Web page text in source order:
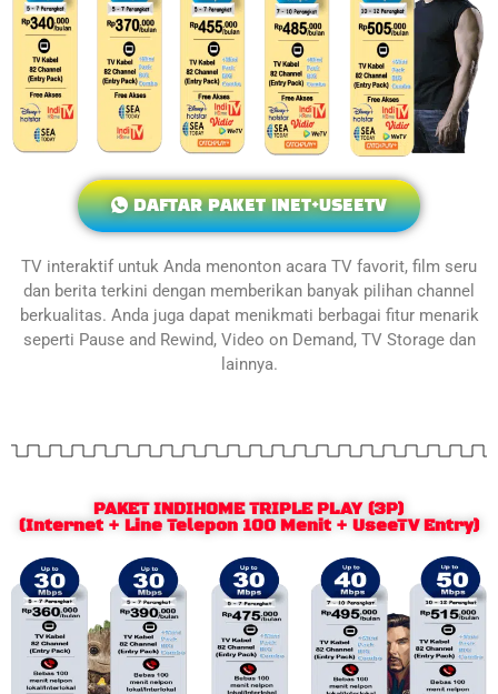
DAFTAR PAKET INET+USEETV
TV interaktif untuk Anda menonton acara TV favorit, film seru
dan berita terkini dengan memberikan banyak pilihan channel
berkualitas. Anda juga dapat menikmati berbagai fitur menarik
seperti Pause and Rewind, Video on Demand, TV Storage dan
lainnya.
PAKET INDIHOME TRIPLE PLAY (3P)
(Internet + Line Telepon 100 Menit + UseeTV Entry)